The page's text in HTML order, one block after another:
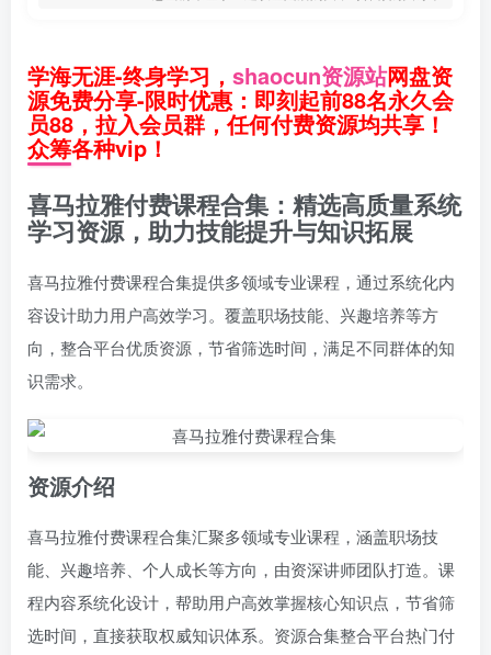
学海无涯-终身学习， shaocun资源站网盘资
源免费分享-限时优惠：即刻起前88名永久会
员88，拉入会员群，任何付费资源均共享！
众筹各种vip！
喜马拉雅付费课程合集：精选高质量系统
学习资源，助力技能提升与知识拓展
喜马拉雅付费课程合集提供多领域专业课程，通过系统化内
容设计助力用户高效学习。覆盖职场技能、兴趣培养等方
向，整合平台优质资源，节省筛选时间，满足不同群体的知
识需求。
资源介绍
喜马拉雅付费课程合集汇聚多领域专业课程，涵盖职场技
能、兴趣培养、个人成长等方向，由资深讲师团队打造。课
程内容系统化设计，帮助用户高效掌握核心知识点，节省筛
选时间，直接获取权威知识体系。资源合集整合平台热门付